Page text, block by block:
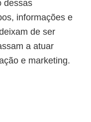
dessas
informações e
de ser
a atuar
e marketing.